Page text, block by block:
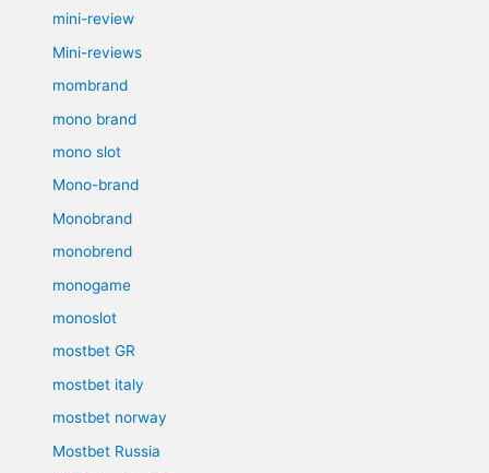
mini-review
Mini-reviews
mombrand
mono brand
mono slot
Mono-brand
Monobrand
monobrend
monogame
monoslot
mostbet GR
mostbet italy
mostbet norway
Mostbet Russia